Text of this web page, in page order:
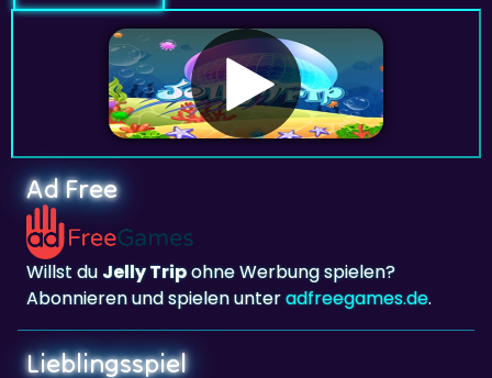
Ad Free
Willst duJelly Trip
Abonnieren und spielen unter
Lieblingsspiel
Lieblingsspiel